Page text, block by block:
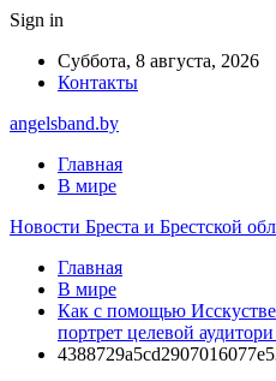
Sign in
Суббота, 8 августа, 2026
Контакты
angelsband.by
Главная
В мире
Новости Бреста и Брестской
Главная
В мире
Как с помощью
портрет целевой